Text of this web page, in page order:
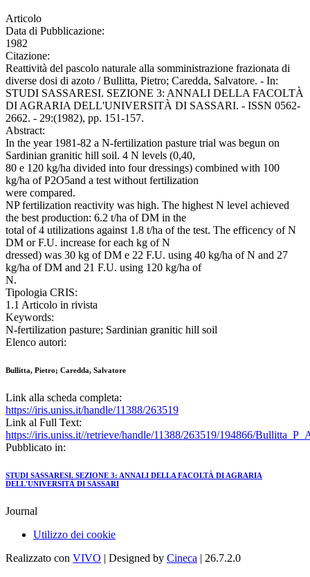
Articolo
Data di Pubblicazione:
1982
Citazione:
Reattività del pascolo naturale alla somministrazione frazionata di
diverse dosi di azoto / Bullitta, Pietro; Caredda, Salvatore. - In:
STUDI SASSARESI. SEZIONE 3: ANNALI DELLA FACOLTÀ
DI AGRARIA DELL'UNIVERSITÀ DI SASSARI. - ISSN 0562-
2662. - 29:(1982), pp. 151-157.
Abstract:
In the year 1981-82 a N-fertilization pasture trial was begun on
Sardinian granitic hill soil. 4 N levels (0,40,
80 e 120 kg/ha divided into four dressings) combined with 100
kg/ha of P2O5and a test without fertilization
were compared.
NP fertilization reactivity was high. The highest N level achieved
the best production: 6.2 t/ha of DM in the
total of 4 utilizations against 1.8 t/ha of the test. The efficency of N
DM or F.U. increase for each kg of N
dressed) was 30 kg of DM e 22 F.U. using 40 kg/ha of N and 27
kg/ha of DM and 21 F.U. using 120 kg/ha of
N.
Tipologia CRIS:
1.1 Articolo in rivista
Keywords:
N-fertilization pasture; Sardinian granitic hill soil
Elenco autori:
Bullitta, Pietro; Caredda, Salvatore
Link alla scheda completa:
https://iris.uniss.it/handle/11388/263519
Link al Full Text:
https://iris.uniss.it//retrieve/handle/11388/263519/194866/
Pubblicato in:
STUDI SASSARESI. SEZIONE 3: ANNALI DELLA FACOLTÀ DI AGRARIA
DELL'UNIVERSITÀ DI SASSARI
Journal
Utilizzo dei cookie
Realizzato con VIVO | Designed by Cineca | 26.7.2.0